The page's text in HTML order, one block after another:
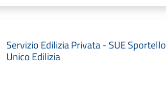
Servizio Edilizia Privata - SUE Sportello
Unico Edilizia